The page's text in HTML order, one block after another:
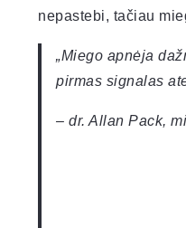
nepastebi, tačiau
„Miego apnėja
pirmas signalas
– dr. Allan Pack,